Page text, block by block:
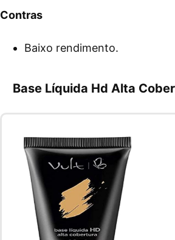
Contras
Baixo rendimento.
Base Líquida Hd Alta